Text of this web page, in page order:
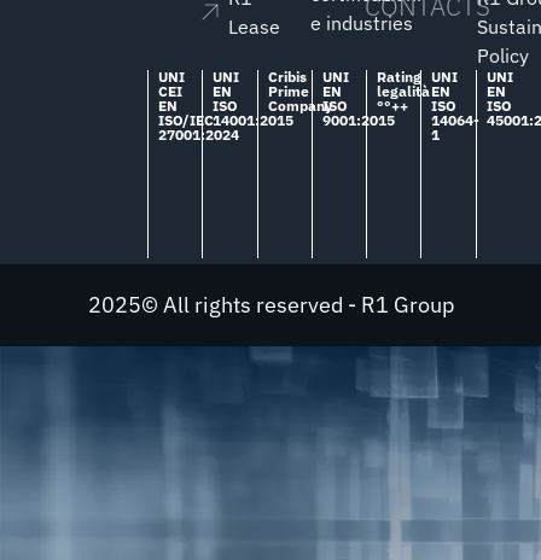
Lease
e industries
Policy
UNI
CEI
EN
ISO/IEC
27001:2024
UNI
EN
ISO
14001:2015
Cribis
Prime
Company
UNI
EN
ISO
9001:2015
Rating
legalità
°°++
UNI
EN
ISO
14064-
1
UNI
EN
ISO
2025© All rights reserved - R1 Group